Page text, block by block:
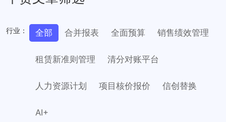
行业： 全部 合并报表 全面预算 销售绩效管理
租赁新准则管理 清分对账平台
人力资源计划 项目核价报价 信创替换
AI+